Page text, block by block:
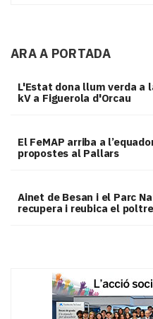
ARA A PORTADA
L'Estat dona llum verda a
kV a Figuerola d'Orcau
El FeMAP arriba a
propostes al Pallars
Ainet de Besan i el Parc
recupera i reubica el